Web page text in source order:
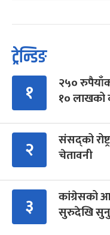
ट्रेन्डिङ
१
२५०
१० लाखको
२
संसद्को
चेतावनी
३
कांग्रेसको
सुरुदेखि